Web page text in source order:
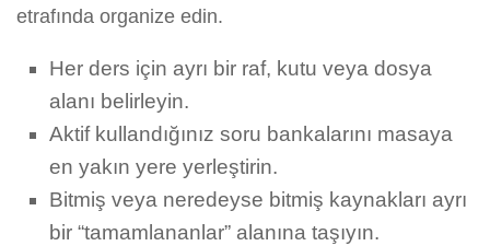
etrafında organize edin.
Her ders için ayrı bir raf, kutu veya dosya
alanı belirleyin.
Aktif kullandığınız soru bankalarını masaya
en yakın yere yerleştirin.
Bitmiş veya neredeyse bitmiş kaynakları ayrı
bir “tamamlananlar” alanına taşıyın.